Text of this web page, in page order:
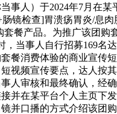
事人）于2024年7月在某
镜检查]胃溃疡胃炎/息肉
套餐产品。为推广该团购
，当事人自行招募169名
餐消费体验的商业宣传
视频宣传要点，达人按
人审核和最终确认，经
并在某平台个人主页下
并口播的方式介绍该团